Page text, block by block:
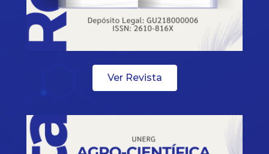
Ver Revista